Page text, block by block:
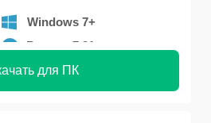
Windows 7+
Версия 7.31
для ПК